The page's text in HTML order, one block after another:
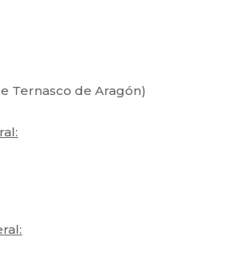
Ternasco de Aragón)